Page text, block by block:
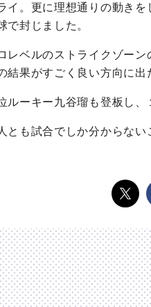
イ。更に理想通りの動き
で封じました。
ベルのストライクゾーン
結果がすごく良い方向に出
ーキー九谷瑠も登板し、
も試合でしか分からない